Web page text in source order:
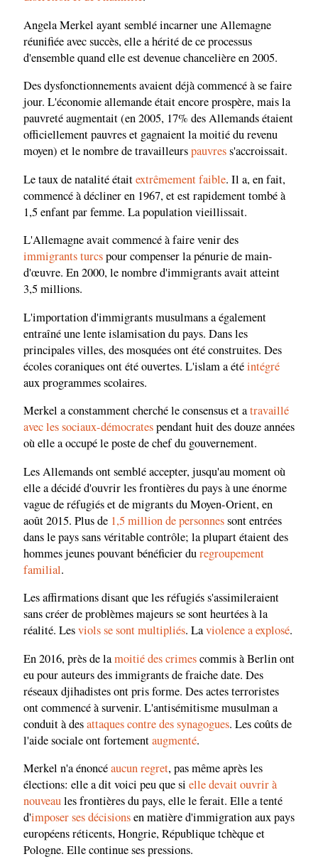
Angela Merkel ayant semblé incarner une Allemagne
réunifiée avec succès, elle a hérité de ce processus
d'ensemble quand elle est devenue chancelière en 2005.
Des dysfonctionnements avaient déjà commencé à se faire
jour. L'économie allemande était encore prospère, mais la
pauvreté augmentait (en 2005, 17% des Allemands étaient
officiellement pauvres et gagnaient la moitié du revenu
moyen) et le nombre de travailleurspauvress'accroissait.
Le taux de natalité étaitextrêmement faible. Il a, en fait,
commencé à décliner en 1967, et est rapidement tombé à
1,5 enfant par femme. La population vieillissait.
L'Allemagne avait commencé à faire venir des
immigrants turcspour compenser la pénurie de main-
d'œuvre. En 2000, le nombre d'immigrants avait atteint
3,5 millions.
L'importation d'immigrants musulmans a également
entraîné une lente islamisation du pays. Dans les
principales villes, des mosquées ont été construites. Des
écoles coraniques ont été ouvertes. L'islam a étéintégré
aux programmes scolaires.
Merkel a constamment cherché le consensus et atravaillé
avec les sociaux-démocratespendant huit des douze années
où elle a occupé le poste de chef du gouvernement.
Les Allemands ont semblé accepter, jusqu'au moment où
elle a décidé d'ouvrir les frontières du pays à une énorme
vague de réfugiés et de migrants du Moyen-Orient, en
août 2015. Plus de 1,5 million de personnessont entrées
dans le pays sans véritable contrôle; la plupart étaient des
hommes jeunes pouvant bénéficier duregroupement
familial.
Les affirmations disant que les réfugiés s'assimileraient
sans créer de problèmes majeurs se sont heurtées à la
réalité. Lesviols se sont multipliés. Laviolence a explosé.
En 2016, près de lamoitié des crimescommis à Berlin ont
eu pour auteurs des immigrants de fraiche date. Des
réseaux djihadistes ont pris forme. Des actes terroristes
ont commencé à survenir. L'antisémitisme musulman a
conduit à desattaques contre des synagogues. Les coûts de
l'aide sociale ont fortementaugmenté.
Merkel n'a énoncéaucun regret, pas même après les
élections: elle a dit voici peu que si elle devait ouvrir à
nouveaules frontières du pays, elle le ferait. Elle a tenté
d'imposer ses décisionsen matière d'immigration aux pays
européens réticents, Hongrie, République tchèque et
Pologne. Elle continue ses pressions.